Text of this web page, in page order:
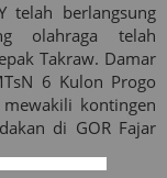
telah berlangsung
olahraga telah
Takraw. Damar
6 Kulon Progo
kontingen
di GOR Fajar